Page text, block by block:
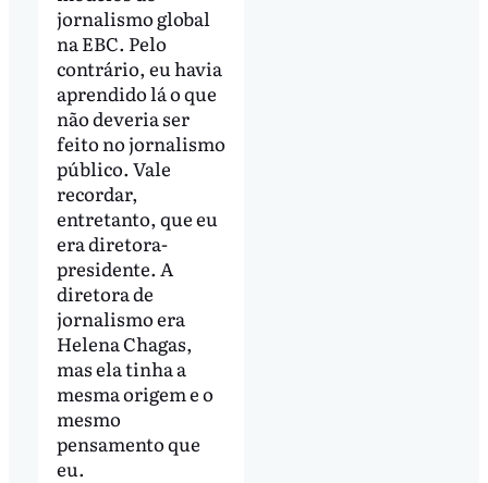
jornalismo global
na EBC. Pelo
contrário, eu havia
aprendido lá o que
não deveria ser
feito no jornalismo
público. Vale
recordar,
entretanto, que eu
era diretora-
presidente. A
diretora de
jornalismo era
Helena Chagas,
mas ela tinha a
mesma origem e o
mesmo
pensamento que
eu.